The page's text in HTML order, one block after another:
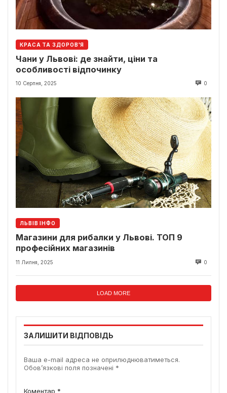
КРАСА ТА ЗДОРОВ'Я
Чани у Львові: де знайти, ціни та
особливості відпочинку
10 Серпня, 2025 0
ЛЬВІВ ІНФО
Магазини для рибалки у Львові. ТОП 9
професійних магазинів
11 Липня, 2025 0
LOAD MORE
ЗАЛИШИТИ ВІДПОВІДЬ
Ваша e-mail адреса не оприлюднюватиметься.
Обов’язкові поля позначені *
Коментар *